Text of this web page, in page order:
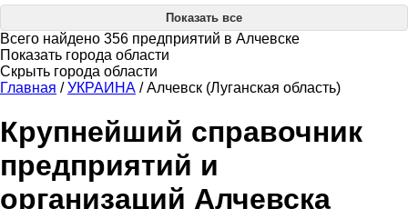
Показать все
Всего найдено 356 предприятий в Алчевске
Показать города области
Скрыть города области
Главная / УКРАИНА / Алчевск (Луганская область)
Крупнейший справочник
предприятий и
организаций Алчевска